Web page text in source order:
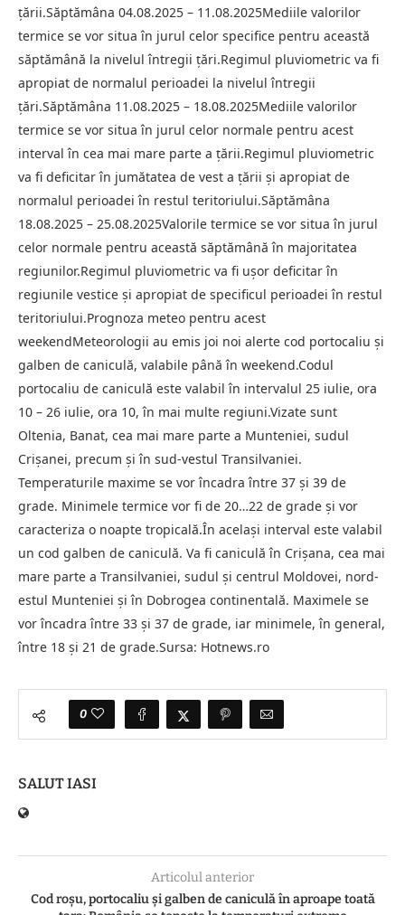
ţării.Săptămâna 04.08.2025 – 11.08.2025Mediile valorilor
termice se vor situa în jurul celor specifice pentru această
săptămână la nivelul întregii ţări.Regimul pluviometric va fi
apropiat de normalul perioadei la nivelul întregii
ţări.Săptămâna 11.08.2025 – 18.08.2025Mediile valorilor
termice se vor situa în jurul celor normale pentru acest
interval în cea mai mare parte a ţării.Regimul pluviometric
va fi deficitar în jumătatea de vest a ţării şi apropiat de
normalul perioadei în restul teritoriului.Săptămâna
18.08.2025 – 25.08.2025Valorile termice se vor situa în jurul
celor normale pentru această săptămână în majoritatea
regiunilor.Regimul pluviometric va fi uşor deficitar în
regiunile vestice şi apropiat de specificul perioadei în restul
teritoriului.Prognoza meteo pentru acest
weekendMeteorologii au emis joi noi alerte cod portocaliu și
galben de caniculă, valabile până în weekend.Codul
portocaliu de caniculă este valabil în intervalul 25 iulie, ora
10 – 26 iulie, ora 10, în mai multe regiuni.Vizate sunt
Oltenia, Banat, cea mai mare parte a Munteniei, sudul
Crișanei, precum și în sud-vestul Transilvaniei.
Temperaturile maxime se vor încadra între 37 și 39 de
grade. Minimele termice vor fi de 20…22 de grade și vor
caracteriza o noapte tropicală.În același interval este valabil
un cod galben de caniculă. Va fi caniculă în Crișana, cea mai
mare parte a Transilvaniei, sudul și centrul Moldovei, nord-
estul Munteniei și în Dobrogea continentală. Maximele se
vor încadra între 33 și 37 de grade, iar minimele, în general,
între 18 și 21 de grade.Sursa: Hotnews.ro
0
SALUT IASI
Articolul anterior
Cod roșu, portocaliu și galben de caniculă în aproape toată